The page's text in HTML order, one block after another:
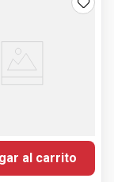
al carrito